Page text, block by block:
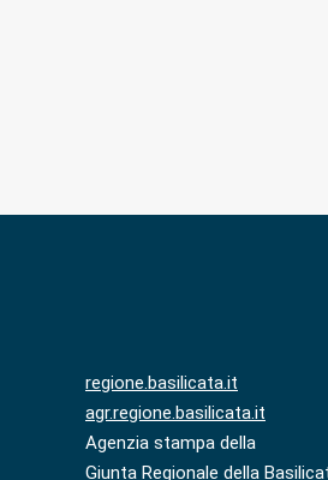
regione.basilicata.it
agr.regione.basilicata.it
Agenzia stampa della
Giunta Regionale della